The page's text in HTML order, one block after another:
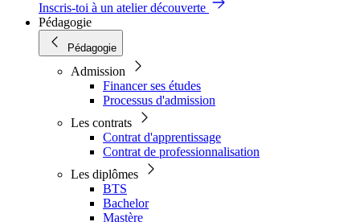
Inscris-toi à un atelier découverte
Pédagogie
Pédagogie
Admission
Financer ses études
Processus d'admission
Les contrats
Contrat d'apprentissage
Contrat de professionnalisation
Les diplômes
BTS
Bachelor
Mastère